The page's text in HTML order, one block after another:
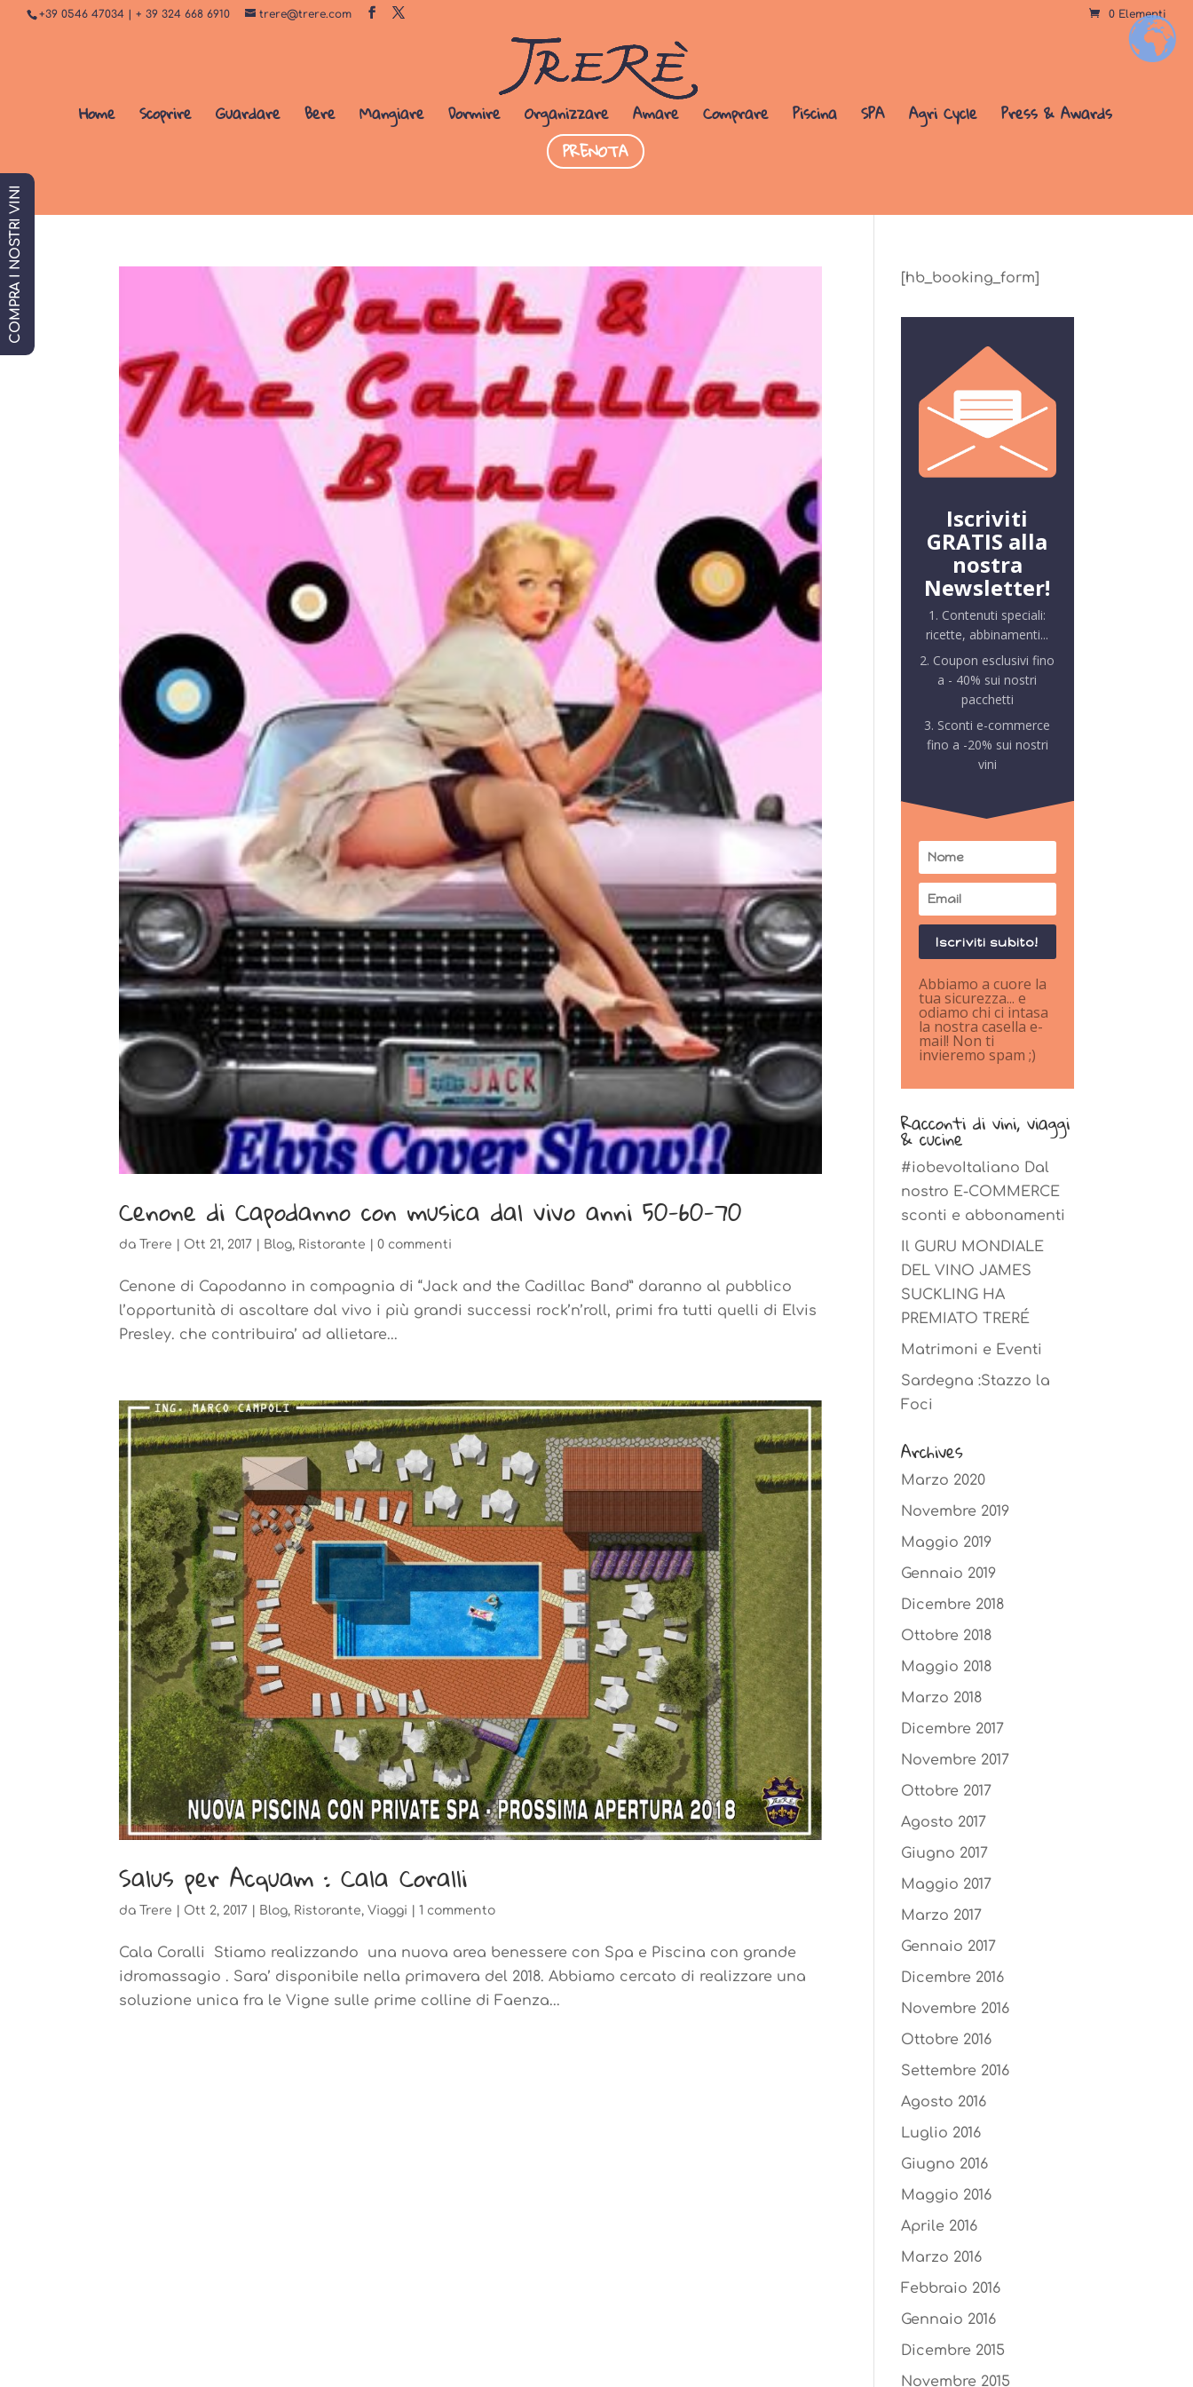
+39 0546 47034 | + 39 324 668 6910 trere@trere.com 0 Elementi
Home Scoprire Guardare Bere Mangiare Dormire Organizzare Amare Comprare Piscina SPA Agri Cycle
Press & Awards
PRENOTA
Cenone di Capodanno con musica dal vivo anni 50-60-70
da Trere Ott 21, 2017 Blog, Ristorante |0 commenti
Cenone di Capodanno in compagnia di “Jack and the Cadillac Band” daranno al pubblico
l’opportunità di ascoltare dal vivo i più grandi successi rock’n’roll, primi fra tutti quelli di Elvis
Presley. che contribuira’ ad allietare...
Salus per Acquam : Cala Coralli
da Trere Ott 2, 2017 Blog, Ristorante,Viaggi |1 commento
Cala Coralli Stiamo realizzando una nuova area benessere con Spa e Piscina con grande
idromassagio . Sara’ disponibile nella primavera del 2018. Abbiamo cercato di realizzare una
soluzione unica fra le Vigne sulle prime colline di Faenza...
[hb_booking_form]
Iscriviti
GRATIS alla
nostra
Newsletter!
1. Contenuti speciali:
ricette, abbinamenti...
2. Coupon esclusivi fino
a - 40% sui nostri
pacchetti
3. Sconti e-commerce
fino a -20% sui nostri
vini
Iscriviti subito!
Abbiamo a cuore la
tua sicurezza... e
odiamo chi ci intasa
la nostra casella e-
mail! Non ti
invieremo spam ;)
Racconti di vini, viaggi
& cucine
#iobevoItaliano Dal
nostro E-COMMERCE
sconti e abbonamenti
Il GURU MONDIALE
DEL VINO JAMES
SUCKLING HA
PREMIATO TRERÉ
Matrimoni e Eventi
Sardegna :Stazzo la
Foci
Archives
Marzo 2020
Novembre 2019
Maggio 2019
Gennaio 2019
Dicembre 2018
Ottobre 2018
Maggio 2018
Marzo 2018
Dicembre 2017
Novembre 2017
Ottobre 2017
Agosto 2017
Giugno 2017
Maggio 2017
Marzo 2017
Gennaio 2017
Dicembre 2016
Novembre 2016
Ottobre 2016
Settembre 2016
Agosto 2016
Luglio 2016
Giugno 2016
Maggio 2016
Aprile 2016
Marzo 2016
Febbraio 2016
Gennaio 2016
Dicembre 2015
Novembre 2015
+
COMPRA I NOSTRI VINI